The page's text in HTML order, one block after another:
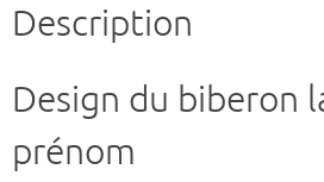
bleu
EPUISE
Description
Design du biberon
prénom